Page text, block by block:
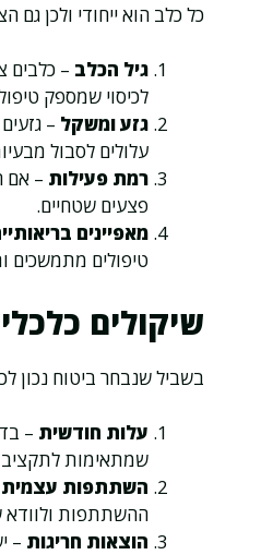
כל כלב הוא ייחודי ולכן
גיל הכלב – כלבים
לכיסוי שמספק
גזע ומשקל –
עלולים לסבול
רמת פעילות – אם
פצעים שטחיים.
מאפיינים
טיפולים מתמשכים
שיקולים
בשביל שנבחר ביטוח נכון
עלות חודשית –
שמתאימות לתקציב
השתתפות עצמית
ההשתתפות ולוודא
הוצאות חריגות –